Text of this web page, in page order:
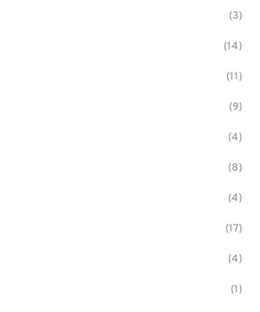
(3)
(14)
(11)
(9)
(4)
(8)
(4)
(17)
(4)
(1)